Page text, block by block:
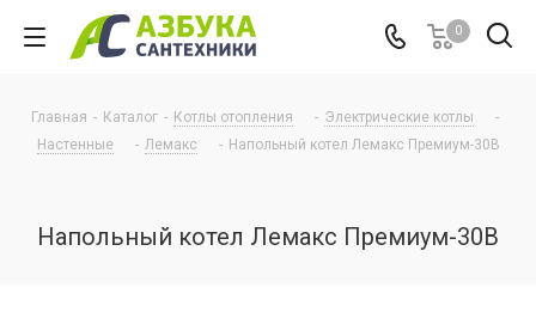
0
Главная - Каталог - Котлы отопления - Электрические котлы
-
Настенные
- Лемакс - Напольный котел Лемакс Премиум-30В
Напольный котел Лемакс Премиум-30В